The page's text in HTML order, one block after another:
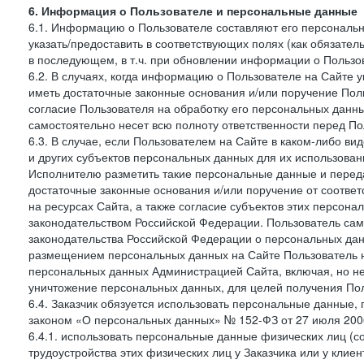
6. Информация о Пользователе и персональные данные
6.1. Информацию о Пользователе составляют его
указать/предоставить в соответствующих полях (как
в последующем, в т.ч. при обновлении информации о
6.2. В случаях, когда информацию о Пользователе на Сайте
иметь достаточные законные основания и/или поручение
согласие Пользователя на обработку его персональных
самостоятельно несет всю полноту ответственности перед
6.3. В случае, если Пользователем на Сайте в каком-либо
и других субъектов персональных данных для их
Исполнителю разметить такие персональные данные и
достаточные законные основания и/или поручение от
на ресурсах Сайта, а также согласие субъектов этих
законодательством Российской Федерации. Пользователь
законодательства Российской Федерации о персональных
размещением персональных данных на Сайте Пользователь
персональных данных Администрацией Сайта, включая, но
уничтожение персональных данных, для целей получения
6.4. Заказчик обязуется использовать персональные
законом «О персональных данных» № 152-ФЗ от 27 июля
6.4.1. использовать персональные данные физических лиц
трудоустройства этих физических лиц у Заказчика или у